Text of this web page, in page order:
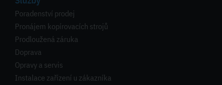
Poradenství prodej
Pronájem kopírovacích strojů
Prodloužená záruka
Doprava
Opravy a servis
Instalace zařízení u zákazníka